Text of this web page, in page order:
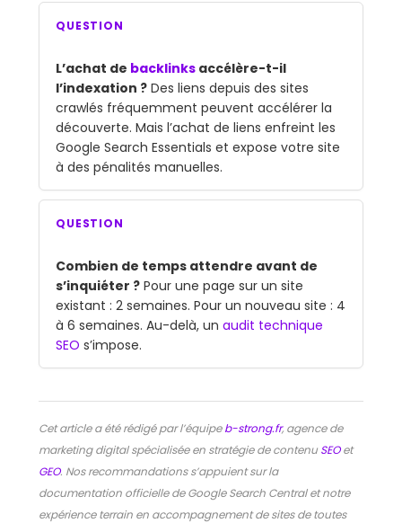
QUESTION
L’achat de backlinks accélère-t-il
l’indexation ? Des liens depuis des sites
crawlés fréquemment peuvent accélérer la
découverte. Mais l’achat de liens enfreint les
Google Search Essentials et expose votre site
à des pénalités manuelles.
QUESTION
Combien de temps attendre avant de
s’inquiéter ? Pour une page sur un site
existant : 2 semaines. Pour un nouveau site : 4
à 6 semaines. Au-delà, unaudit technique
SEO s’impose.
Cet article a été rédigé par l’équipeb-strong.fr, agence de
marketing digital spécialisée en stratégie de contenu SEOet
GEO. Nos recommandations s’appuient sur la
documentation officielle de Google Search Central et notre
expérience terrain en accompagnement de sites de toutes